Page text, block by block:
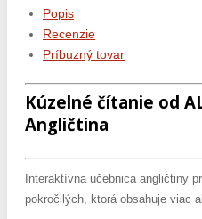
Popis
Recenzie
Príbuzný tovar
Kúzelné čítanie od
Angličtina
Interaktívna učebnica angličtiny
pokročilých, ktorá obsahuje viac